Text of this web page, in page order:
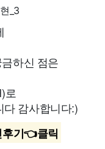
하신 점은
로
감사합니다:)
후기👈클릭